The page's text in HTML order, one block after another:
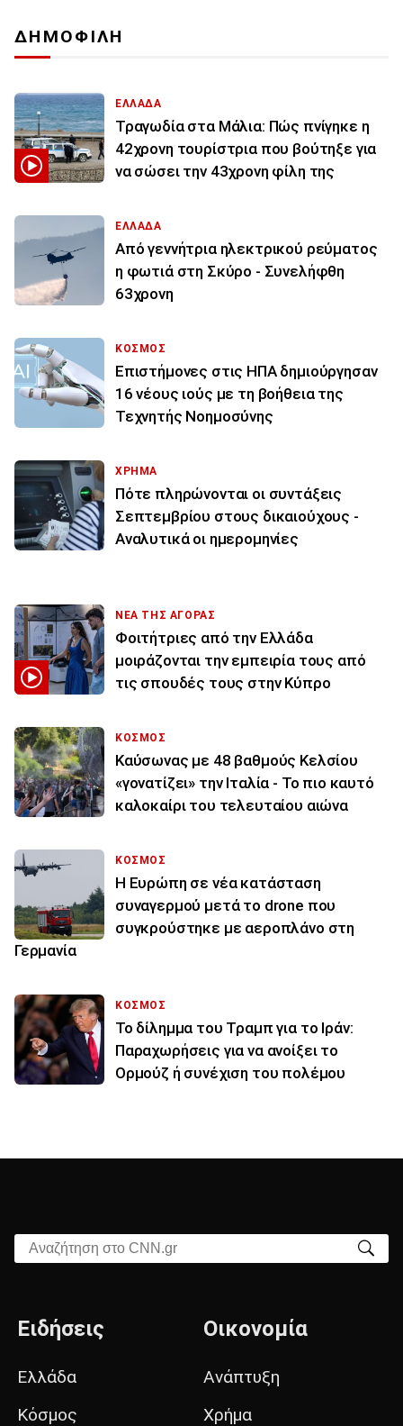
ΔΗΜΟΦΙΛΗ
ΕΛΛΑΔΑ
Τραγωδία στα Μάλια: Πώς πνίγηκε η
42χρονη τουρίστρια που βούτηξε για
να σώσει την 43χρονη φίλη της
ΕΛΛΑΔΑ
Από γεννήτρια ηλεκτρικού ρεύματος
η φωτιά στη Σκύρο - Συνελήφθη
63χρονη
ΚΟΣΜΟΣ
Επιστήμονες στις ΗΠΑ δημιούργησαν
16 νέους ιούς με τη βοήθεια της
Τεχνητής Νοημοσύνης
ΧΡΗΜΑ
Πότε πληρώνονται οι συντάξεις
Σεπτεμβρίου στους δικαιούχους -
Αναλυτικά οι ημερομηνίες
ΝΕΑ ΤΗΣ ΑΓΟΡΑΣ
Φοιτήτριες από την Ελλάδα
μοιράζονται την εμπειρία τους από
τις σπουδές τους στην Κύπρο
ΚΟΣΜΟΣ
Καύσωνας με 48 βαθμούς Κελσίου
«γονατίζει» την Ιταλία - Το πιο καυτό
καλοκαίρι του τελευταίου αιώνα
ΚΟΣΜΟΣ
Η Ευρώπη σε νέα κατάσταση
συναγερμού μετά το drone που
συγκρούστηκε με αεροπλάνο στη
Γερμανία
ΚΟΣΜΟΣ
Το δίλημμα του Τραμπ για το Ιράν:
Παραχωρήσεις για να ανοίξει το
Ορμούζ ή συνέχιση του πολέμου
Αναζήτηση στο CNN.gr
Ειδήσεις
Ελλάδα
Κόσμος
Οικονομία
Ανάπτυξη
Χρήμα